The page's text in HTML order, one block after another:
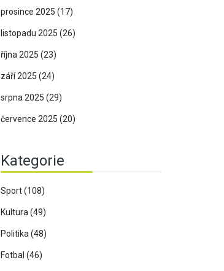
prosince 2025 (17)
listopadu 2025 (26)
října 2025 (23)
září 2025 (24)
srpna 2025 (29)
července 2025 (20)
Kategorie
Sport(108)
Kultura (49)
Politika (48)
Fotbal (46)